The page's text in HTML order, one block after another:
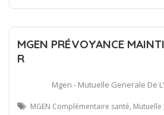
MGEN PRÉVOYANCE
R
Mgen - Mutuelle Generale De
MGEN Complémentaire santé,